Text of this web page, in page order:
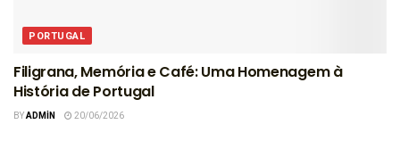
PORTUGAL
Filigrana, Memória e Café: Uma Homenagem à
História de Portugal
BYADMIN 20/06/2026